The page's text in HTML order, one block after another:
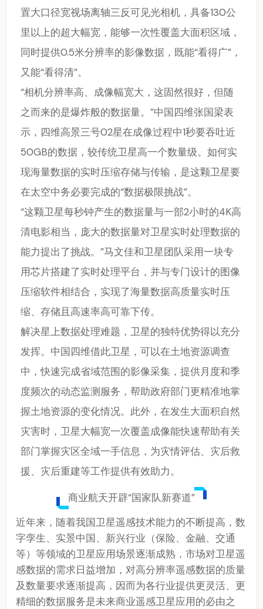
置大口径宽视场离轴三反可见光相机，具备130公
里以上的超大幅宽，能够一次性覆盖大面积区域，
同时提供0.5米分辨率的影像数据，既能“看得广”，
又能“看得清”。
“相机分辨率高、成像幅宽大，这固然很好，但随
之而来的是爆炸般的数据量。”中国四维张国梁表
示，四维高景三号02星在成像过程中1秒要吞吐近
50GB的数据，较传统卫星高一个数量级。如何实
现海量数据的实时压缩存储与传输，是这颗卫星要
在太空中务必要完成的“数据极限挑战”。
“这颗卫星每秒钟产生的数据量与一部2小时的4K高
清电影相当，庞大的数据量对卫星实时处理数据的
能力提出了挑战。”马文佳和卫星团队采用一块专
用芯片搭建了实时处理平台，并与专门设计的图像
压缩软件相结合，实现了海量数据高质量实时压
缩、存储且高速率高可靠下传。
解决星上数据处理难题，卫星的独特优势得以充分
发挥。中国四维借此卫星，可以在土地资源调查
中，快速完成省域范围的影像采集，提供月度和季
度频次的动态监测服务，帮助政府部门更精准地掌
握土地资源的变化情况。此外，在发生大面积自然
灾害时，卫星大幅宽一次覆盖成像能快速帮助有关
部门掌握灾区全域一手信息，为灾情评估、灾后救
援、灾后重建等工作提供有效助力。
商业航天开辟“国家队新赛道”
近年来，随着我国卫星遥感技术能力的不断提高，数
字孪生、实景中国、新兴行业（保险、金融、交通
等）等领域的卫星应用场景逐渐成熟，市场对卫星遥
感数据的需求日益增加，对高分辨率遥感数据的质量
及数量要求逐渐提高，因而为各行业提供更灵活、更
精细的数据服务是未来商业遥感卫星应用的必由之